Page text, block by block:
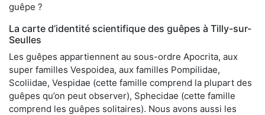
guêpe ?
La carte d’identité scientifique des guêpes à Tilly-sur-
Seulles
Les guêpes appartiennent au sous-ordre Apocrita, aux
super familles Vespoidea, aux familles Pompilidae,
Scoliidae, Vespidae (cette famille comprend la plupart des
guêpes qu’on peut observer), Sphecidae (cette famille
comprend les guêpes solitaires). Nous avons aussi les